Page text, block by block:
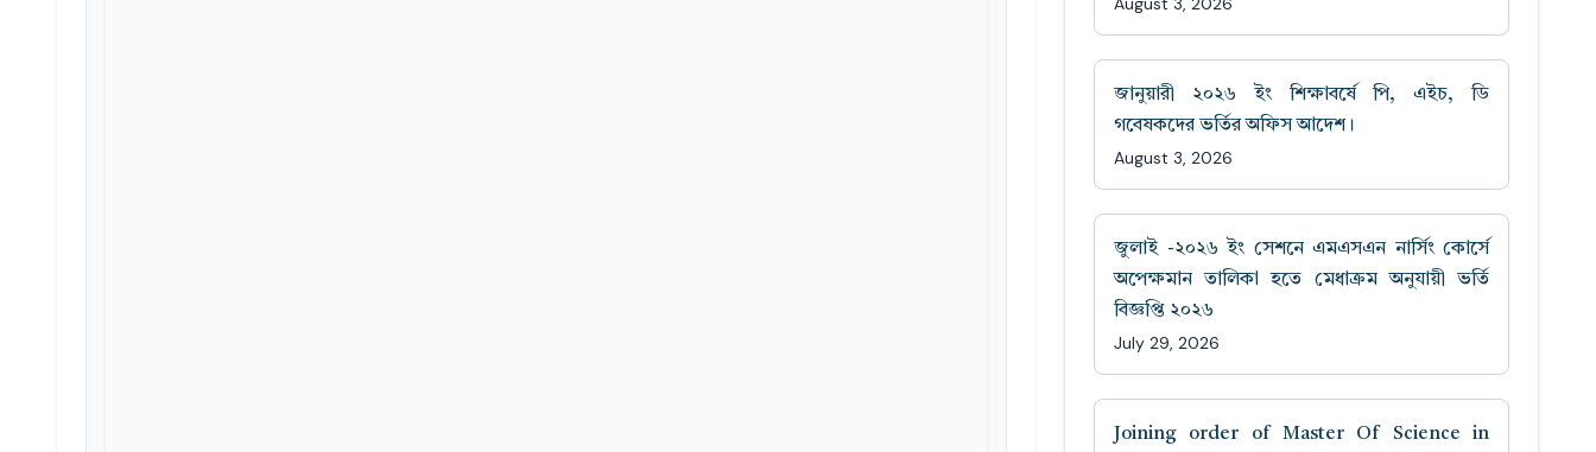
জানুয়ারী ২০২৬ ইং শিক্ষাবর্ষে পি, এইচ, ডি
গবেষকদের ভর্তির অফিস আদেশ।
August 3, 2026
জুলাই -২০২৬ ইং সেশনে এমএসএন নার্সিং কোর্সে
অপেক্ষমান তালিকা হতে মেধাক্রম অনুযায়ী ভর্তি
বিজ্ঞপ্তি ২০২৬
July 29, 2026
Joining order of Master Of Science in